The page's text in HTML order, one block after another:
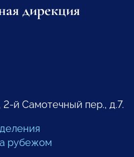
дирекция
2-й Самотечный пер., д.7.
рубежом